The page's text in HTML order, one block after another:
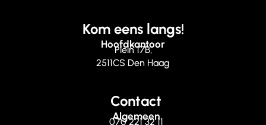
Kom eens langs!
Hoofdkantoor
Plein 17B,
2511CS Den Haag
Contact
Algemeen
070 221 32 11